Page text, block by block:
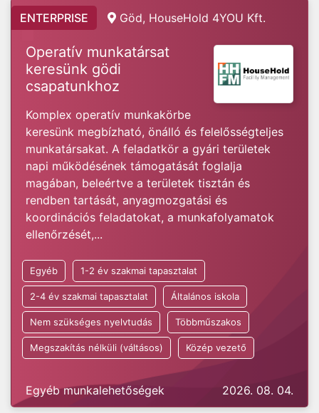
ENTERPRISE Göd, HouseHold 4YOU Kft.
Operatív munkatársat
keresünk gödi
csapatunkhoz
Komplex operatív munkakörbe
keresünk megbízható, önálló és felelősségteljes
munkatársakat. A feladatkör a gyári területek
napi működésének támogatását foglalja
magában, beleértve a területek tisztán és
rendben tartását, anyagmozgatási és
koordinációs feladatokat, a munkafolyamatok
ellenőrzését,...
Egyéb 1-2 év szakmai tapasztalat
2-4 év szakmai tapasztalat Általános iskola
Nem szükséges nyelvtudás Többműszakos
Megszakítás nélküli (váltásos) Közép vezető
Egyéb munkalehetőségek 2026. 08. 04.